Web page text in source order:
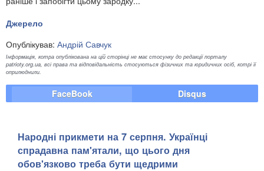
Джерело
Опублікував: Андрій Савчук
Інформація, котра опублікована на цій сторінці не має стосунку до редакції порталу
patrioty.org.ua, всі права та відповідальність стосуються фізичних та юридичних осіб, котрі її
оприлюднили.
FaceBook Disqus
Народні прикмети на 7 серпня. Українці
спрадавна пам'ятали, що цього дня
обов'язково треба бути щедрими